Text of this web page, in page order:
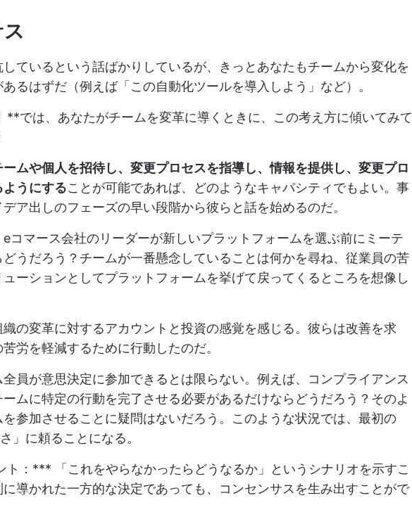
しているという話ばかりしているが、きっとあなたもチームから変化を
るはずだ（例えば「この自動化ツールを導入しよう」など）。
**では、あなたがチームを変革に導くときに、この考え方に傾いてみて
ームや個人を招待し、変更プロセスを指導し、情報を提供し、変更プロ
うにすることが可能であれば、どのようなキャパシティでもよい。事
ア出しのフェーズの早い段階から彼らと話を始めるのだ。
コマース会社のリーダーが新しいプラットフォームを選ぶ前にミーテ
どうだろう？チームが一番懸念していることは何かを尋ね、従業員の苦
ーションとしてプラットフォームを挙げて戻ってくるところを想像し
の変革に対するアカウントと投資の感覚を感じる。彼らは改善を求
労を軽減するために行動したのだ。
全員が意思決定に参加できるとは限らない。例えば、コンプライアンス
ームに特定の行動を完了させる必要があるだけならどうだろう？そのよ
を参加させることに疑問はないだろう。このような状況では、最初の
」に頼ることになる。
ト：*** 「これをやらなかったらどうなるか」というシナリオを示すこ
に導かれた一方的な決定であっても、コンセンサスを生み出すことがで